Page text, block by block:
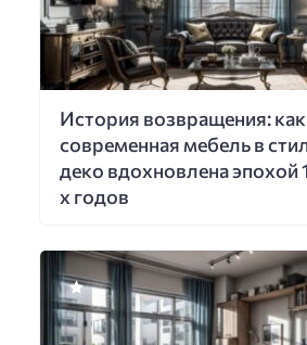
История возвращения: как
современная мебель в
деко вдохновлена эпохой
х годов